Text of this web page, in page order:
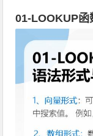
01-LOOKUP函